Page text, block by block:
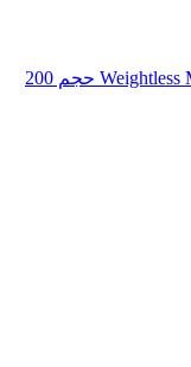
کرم مو تقویت کننده ماکادامیا مدل Weightless Moisture حجم 200